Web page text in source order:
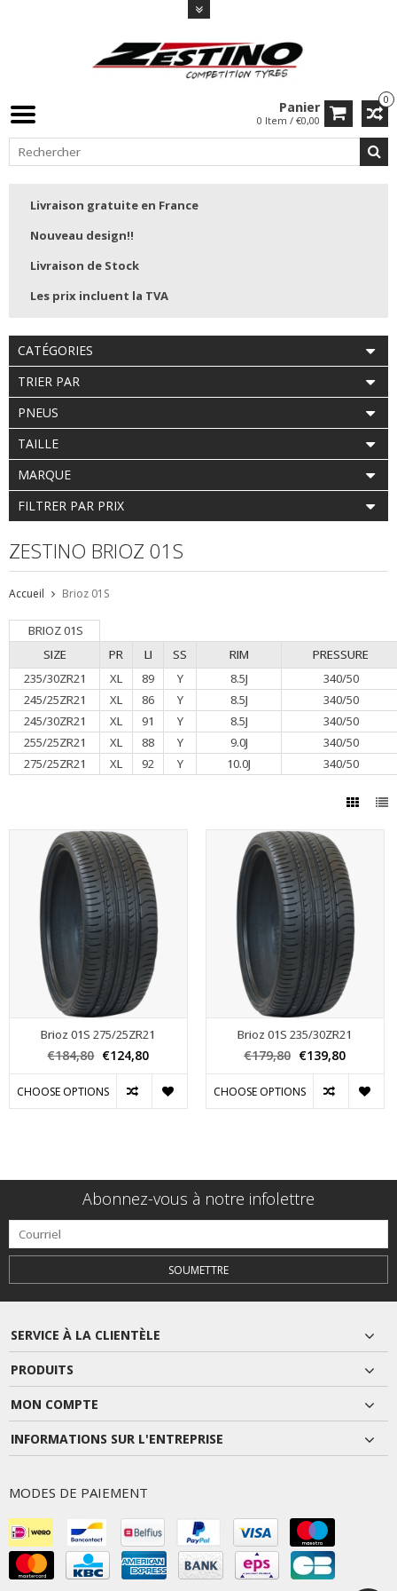
0
Panier
0 Item / €0,00
Livraison gratuite en France
Nouveau design!!
Livraison de Stock
Les prix incluent la TVA
CATÉGORIES
TRIER PAR
PNEUS
TAILLE
MARQUE
FILTRER PAR PRIX
ZESTINO BRIOZ 01S
Accueil Brioz 01S
BRIOZ 01S
SIZE
PR LI SS RIM
PRESSURE
235/30ZR21
XL 89 Y 8.5J
340/50
245/25ZR21
XL 86 Y 8.5J
340/50
245/30ZR21
XL 91 Y 8.5J
340/50
255/25ZR21
XL 88 Y 9.0J
340/50
275/25ZR21
XL 92 Y 10.0J 340/50
Brioz 01S 275/25ZR21
€184,80 €124,80
CHOOSE OPTIONS
Brioz 01S 235/30ZR21
€179,80 €139,80
CHOOSE OPTIONS
Abonnez-vous à notre infolettre
SOUMETTRE
SERVICE À LA CLIENTÈLE
PRODUITS
MON COMPTE
INFORMATIONS SUR L'ENTREPRISE
MODES DE PAIEMENT